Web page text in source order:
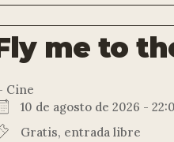
me to
Cine
10 de agosto de 2026 -
Gratis, entrada libre